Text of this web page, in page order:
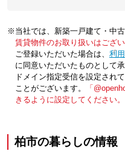
※当社では、新築一戸建て・中
賃貸物件のお取り扱いはござ
ご登録いただいた場合は、「
利
に同意いただいたものとして承
ドメイン指定受信を設定され
ことがございます。
「
きるように設定してください。
柏市の暮らしの情報